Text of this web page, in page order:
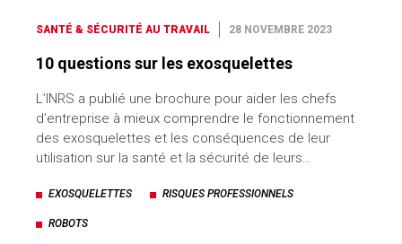
SANTÉ & SÉCURITÉ AU TRAVAIL 28 NOVEMBRE 2023
10 questions sur les exosquelettes
L’INRS a publié une brochure pour aider les chefs
d’entreprise à mieux comprendre le fonctionnement
des exosquelettes et les conséquences de leur
utilisation sur la santé et la sécurité de leurs…
EXOSQUELETTES RISQUES PROFESSIONNELS
ROBOTS